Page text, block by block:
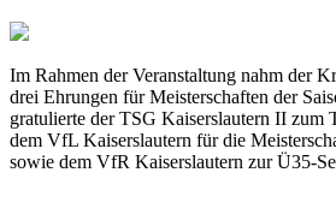
Im Rahmen der Veranstaltung nahm der
drei Ehrungen für Meisterschaften der
gratulierte der TSG Kaiserslautern II zum
dem VfL Kaiserslautern für die
sowie dem VfR Kaiserslautern zur Ü35-